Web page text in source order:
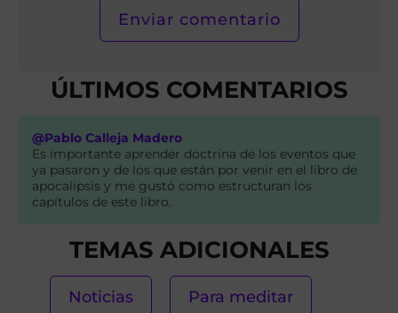
ÚLTIMOS COMENTARIOS
@Pablo Calleja Madero
Es importante aprender doctrina de los eventos que
ya pasaron y de los que están por venir en el libro de
apocalipsis y me gustó como estructuran los
capítulos de este libro.
TEMAS ADICIONALES
Noticias Para meditar